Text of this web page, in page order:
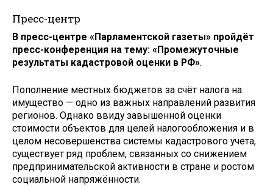
Пресс-центр
В пресс-центре «Парламентской газеты» пройдёт
пресс-конференция на тему: «Промежуточные
результаты кадастровой оценки в РФ».
Пополнение местных бюджетов за счёт налога на
имущество — одно из важных направлений развития
регионов. Однако ввиду завышенной оценки
стоимости объектов для целей налогообложения и в
целом несовершенства системы кадастрового учета,
существует ряд проблем, связанных со снижением
предпринимательской активности в стране и ростом
социальной напряжённости.